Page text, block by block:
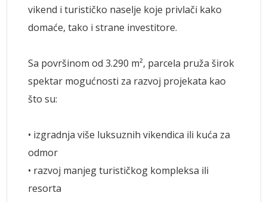
vikend i turističko naselje koje privlači kako
domaće, tako i strane investitore.
Sa površinom od 3.290 m², parcela pruža širok
spektar mogućnosti za razvoj projekata kao
što su:
• izgradnja više luksuznih vikendica ili kuća za
odmor
• razvoj manjeg turističkog kompleksa ili
resorta